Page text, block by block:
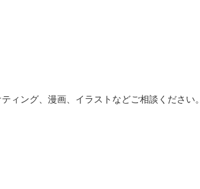
ィング、漫画、イラストなどご相談ください。